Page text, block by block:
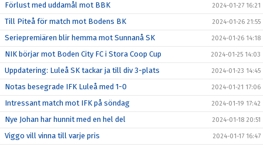
Förlust med uddamål mot BBK 2024-01-27 16:21
Till Piteå för match mot Bodens BK 2024-01-26 21:55
Seriepremiären blir hemma mot Sunnanå SK 2024-01-26 14:18
NIK börjar mot Boden City FC i Stora Coop Cup 2024-01-25 14:03
Uppdatering: Luleå SK tackar ja till div 3-plats 2024-01-23 14:45
Notas besegrade IFK Luleå med 1-0 2024-01-21 17:06
Intressant match mot IFK på söndag 2024-01-19 17:42
Nye Johan har hunnit med en hel del 2024-01-18 20:51
Viggo vill vinna till varje pris 2024-01-17 16:47